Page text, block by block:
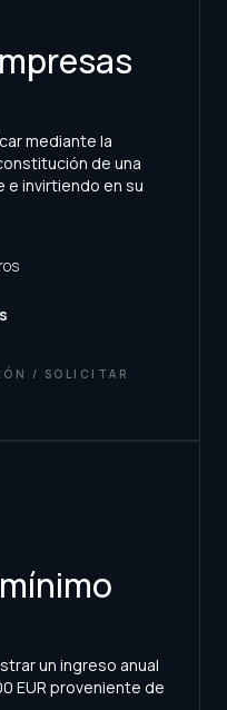
mediante la
de una
e invirtiendo en su
/ SOLICITAR
un ingreso anual
EUR proveniente de